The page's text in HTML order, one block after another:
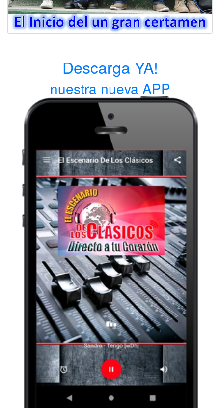
Descarga YA!
nuestra nueva APP